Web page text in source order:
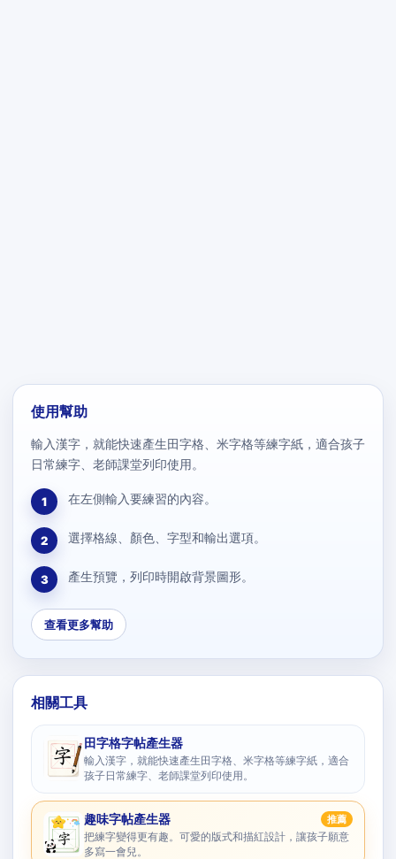
使用幫助
輸入漢字，就能快速產生田字格、米字格等練字紙，適合孩子
日常練字、老師課堂列印使用。
1 在左側輸入要練習的內容。
2 選擇格線、顏色、字型和輸出選項。
3 產生預覽，列印時開啟背景圖形。
查看更多幫助
相關工具
田字格字帖產生器
輸入漢字，就能快速產生田字格、米字格等練字紙，適合
孩子日常練字、老師課堂列印使用。
趣味字帖產生器 推薦
把練字變得更有趣。可愛的版式和描紅設計，讓孩子願意
多寫一會兒。